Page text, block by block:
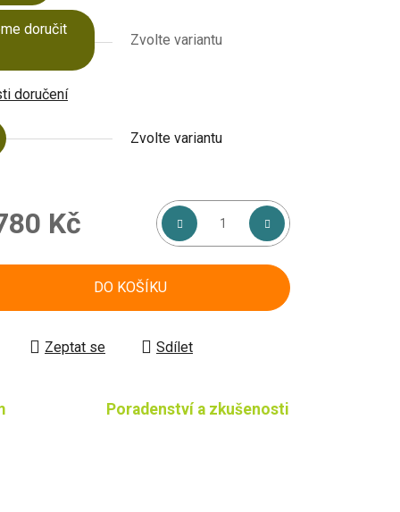
doručit
Zvolte variantu
doručení
Zvolte variantu
Kč
DO KOŠÍKU
Zeptat se Sdílet
Poradenství a zkušenosti